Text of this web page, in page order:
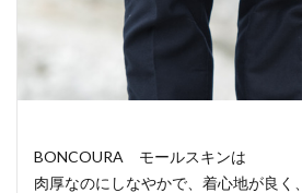
BONCOURA モールスキンは
肉厚なのにしなやかで、着心地が良く、